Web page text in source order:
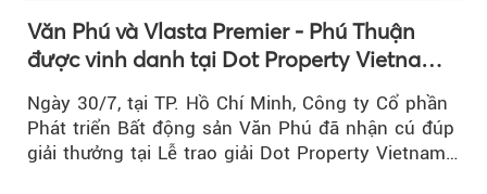
Văn Phú và Vlasta Premier - Phú Thuận
được vinh danh tại Dot Property Vietnam
Ngày 30/7, tại TP. Hồ Chí Minh, Công ty Cổ phần
Phát triển Bất động sản Văn Phú đã nhận cú đúp
giải thưởng tại Lễ trao giải Dot Property Vietnam